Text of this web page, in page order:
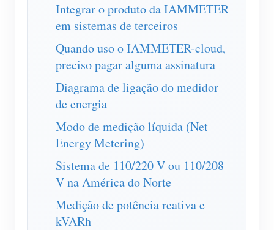
Medidor virtual
Aplicações
Monitor de energia do sistema solar fotovoltaico
Monitor de consumo de eletricidade
Sistema de controle de aquecedor FV
Automação residencial
Monitoramento de energia da fábrica
Loja
Recursos
Início rápido do produto
Documento
Vídeo tutorial
FAQ
Comunidade
Programa de contribuidores
Centro de contribuidores
Atividades IAMMETER
Soluções
Sobre nós
Integrar o produto da IAMMETER
em sistemas de terceiros
Quando uso o IAMMETER-cloud,
preciso pagar alguma assinatura
Diagrama de ligação do medidor
de energia
Modo de medição líquida (Net
Energy Metering)
Sistema de 110/220 V ou 110/208
V na América do Norte
Medição de potência reativa e
kVARh